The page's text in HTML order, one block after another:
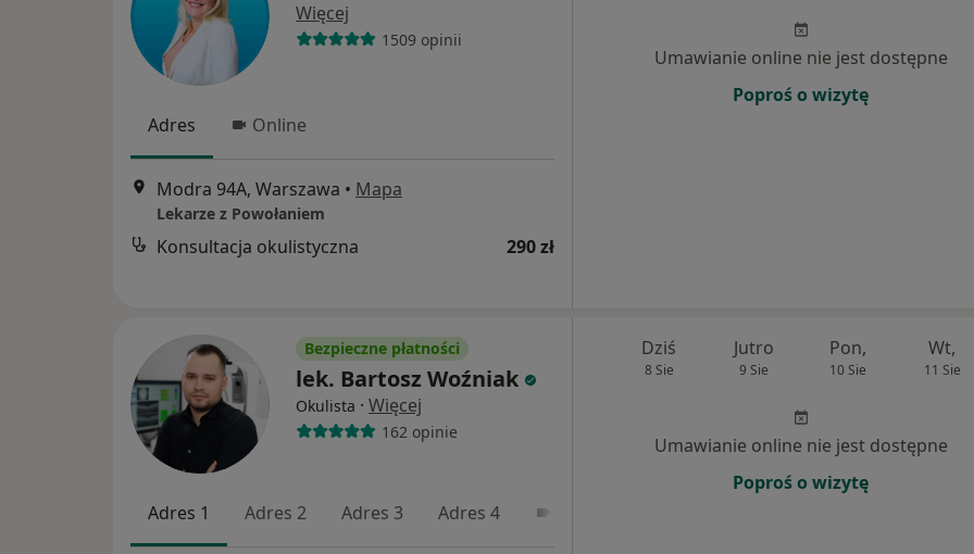
Więcej
1509 opinii
Adres Online
Modra 94A, Warszawa • Mapa
Lekarze z Powołaniem
Konsultacja okulistyczna 290 zł
Umawianie online nie jest dostępne
Poproś o wizytę
Bezpieczne płatności
lek. Bartosz Woźniak
Okulista · Więcej
162 opinie
Adres 1 Adres 2 Adres 3 Adres 4
Dziś
8 Sie
Jutro
9 Sie
Pon,
10 Sie
Wt,
11 Sie
Umawianie online nie jest dostępne
Poproś o wizytę